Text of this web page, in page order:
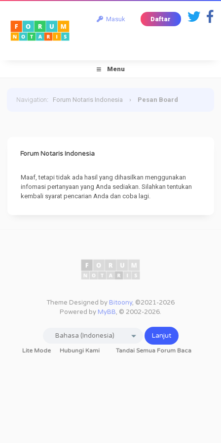
Masuk Daftar
Menu
Navigation: Forum Notaris Indonesia › Pesan Board
Forum Notaris Indonesia
Maaf, tetapi tidak ada hasil yang dihasilkan menggunakan
infomasi pertanyaan yang Anda sediakan. Silahkan tentukan
kembali syarat pencarian Anda dan coba lagi.
Theme Designed by Bitoony, ©2021-2026
Powered by MyBB, © 2002-2026.
Lite Mode Hubungi Kami Tandai Semua Forum Baca